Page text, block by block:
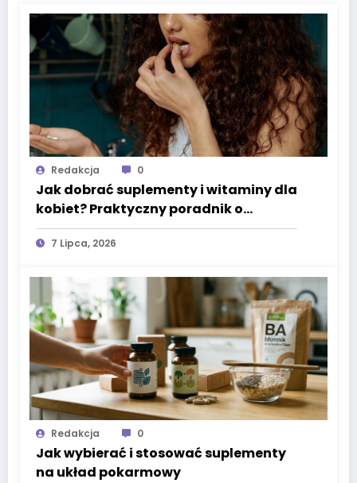
Redakcja 0
Jak dobrać suplementy i witaminy dla
kobiet? Praktyczny poradnik o
omega-3, witaminie D3 i minerałach
wspierających codzienne zdrowie
7 Lipca, 2026
Redakcja 0
Jak wybierać i stosować suplementy
na układ pokarmowy